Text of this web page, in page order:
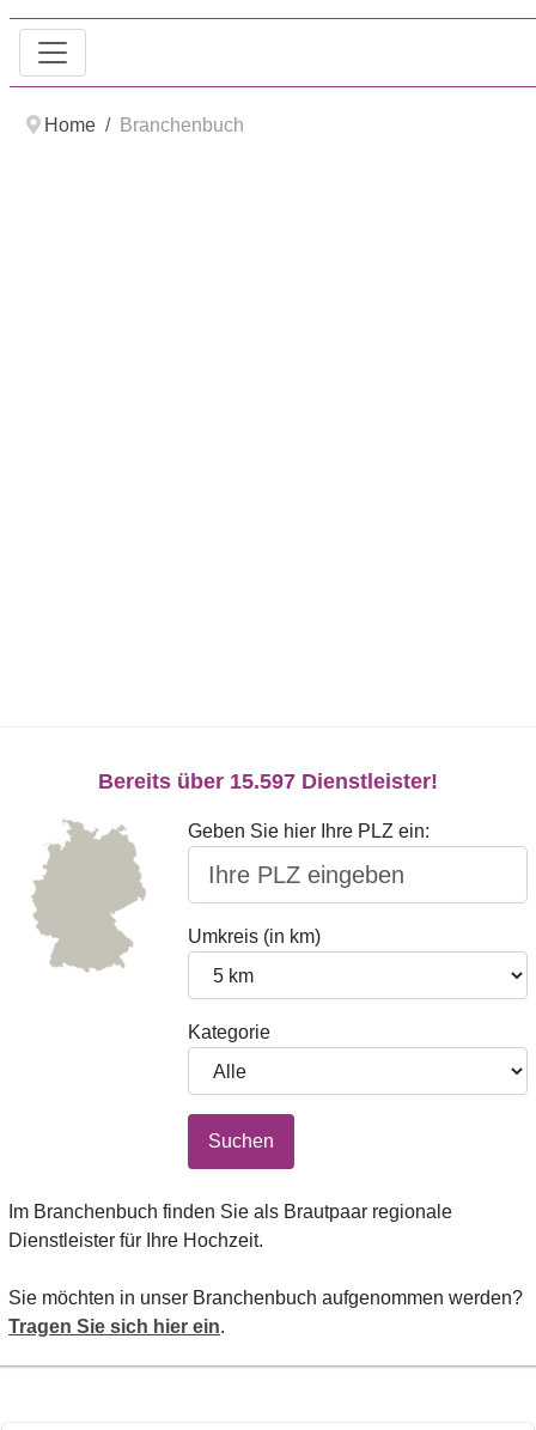
Home Branchenbuch
Bereits über 15.597 Dienstleister!
Geben Sie hier Ihre PLZ ein:
Umkreis (in km)
Kategorie
Suchen
Im Branchenbuch finden Sie als Brautpaar regionale
Dienstleister für Ihre Hochzeit.
Sie möchten in unser Branchenbuch aufgenommen werden?
Tragen Sie sich hier ein.